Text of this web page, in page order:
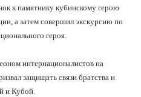
к памятнику кубинскому герою
а затем совершил экскурсию по
героя.
интернационалистов на
защищать связи братства и
и Кубой.